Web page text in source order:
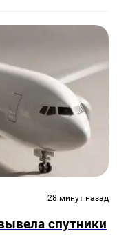
28 минут назад
спутники